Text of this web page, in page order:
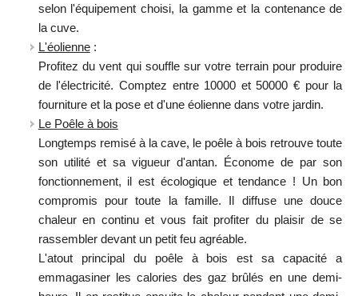
selon l'équipement choisi, la gamme et la contenance de
la cuve.
L'éolienne:
Profitez du vent qui souffle sur votre terrain pour produire
de l'électricité. Comptez entre 10000 et 50000 € pour la
fourniture et la pose et d'une éolienne dans votre jardin.
Le Poêle à bois
Longtemps remisé à la cave, le poêle à bois retrouve toute
son utilité et sa vigueur d'antan. Économe de par son
fonctionnement, il est écologique et tendance ! Un bon
compromis pour toute la famille. Il diffuse une douce
chaleur en continu et vous fait profiter du plaisir de se
rassembler devant un petit feu agréable.
L'atout principal du poêle à bois est sa capacité a
emmagasiner les calories des gaz brûlés en une demi-